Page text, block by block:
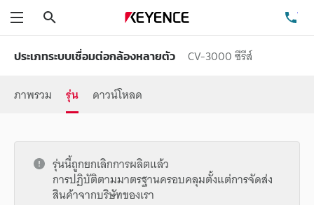
ประเภทระบบเชื่อมต่อกล้องหลายตัว
CV-3000 ซีรีส์
ภาพรวม
รุ่น ดาวน์โหลด
รุ่นนี้ถูกยกเลิกการผลิตแล้ว
การปฏิบัติตามมาตรฐานครอบคลุมตั้งแต่การจัดส่ง
สินค้าจากบริษัทของเรา